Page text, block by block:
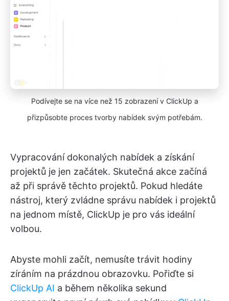
Podívejte se na více než 15 zobrazení v ClickUp a
přizpůsobte proces tvorby nabídek svým potřebám.
Vypracování dokonalých nabídek a získání
projektů je jen začátek. Skutečná akce začíná
až při správě těchto projektů. Pokud hledáte
nástroj, který zvládne správu nabídek i projektů
na jednom místě, ClickUp je pro vás ideální
volbou.
Abyste mohli začít, nemusíte trávit hodiny
zíráním na prázdnou obrazovku. Pořiďte si
ClickUp AI a během několika sekund